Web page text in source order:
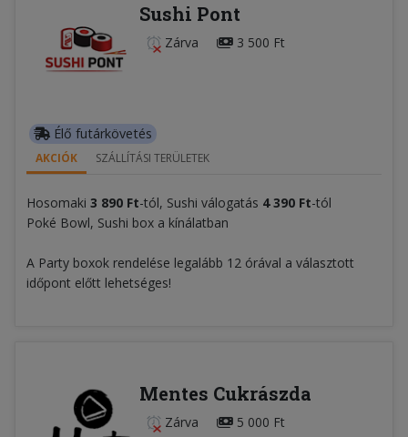
Sushi Pont
Zárva 3 500 Ft
Élő futárkövetés
AKCIÓK SZÁLLÍTÁSI TERÜLETEK
Hosomaki 3 890 Ft-tól, Sushi válogatás 4 390 Ft-tól
Poké Bowl, Sushi box a kínálatban
A Party boxok rendelése legalább 12 órával a választott
időpont előtt lehetséges!
Mentes Cukrászda
Zárva 5 000 Ft